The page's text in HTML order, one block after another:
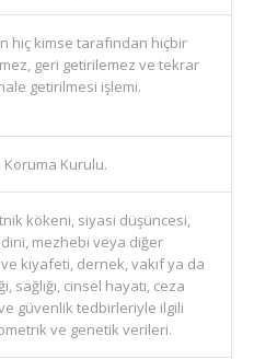
hiç kimse tarafından hiçbir
geri getirilemez ve tekrar
getirilmesi işlemi.
Koruma Kurulu.
kökeni, siyasi düşüncesi,
mezhebi veya diğer
ve kıyafeti, dernek, vakıf ya da
sağlığı, cinsel hayatı, ceza
güvenlik tedbirleriyle ilgili
ve genetik verileri.